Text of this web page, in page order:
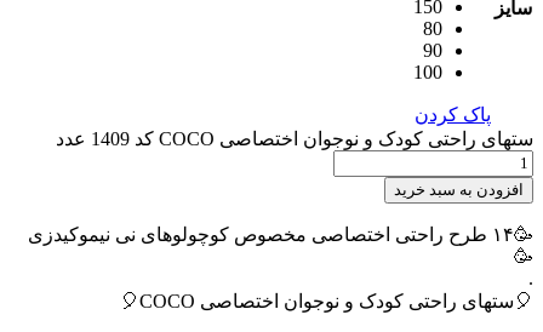
سایز
150
80
90
100
پاک کردن
ستهای راحتی کودک و نوجوان اختصاصی COCO کد 1409 عدد
افزودن به سبد خرید
🥳۱۴ طرح راحتی اختصاصی مخصوص کوچولوهای نی نیموکیدزی
🥳
.
🎈ستهای راحتی کودک و نوجوان اختصاصی COCO🎈